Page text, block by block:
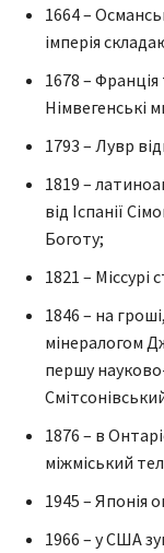
1664 –
імперія
1678 –
Німвегенські
1793 – Лувр
1819 –
від Іспанії
Боготу;
1821 –
1846 – на
мінералогом
першу
1876 – в
міжміський
1945 – Японія
1966 – у США